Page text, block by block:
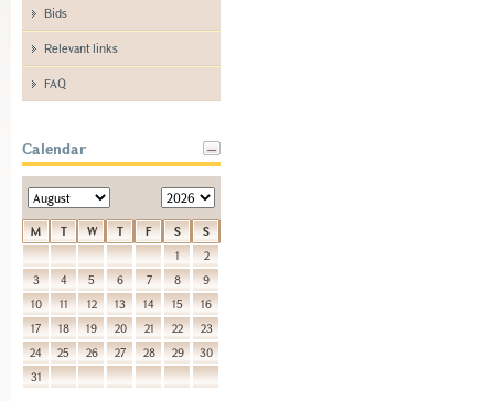
Bids
Relevant links
FAQ
Calendar
M T W T F S
S
1
2
3
4 5 6 7 8
9
10
11 12 13 14 15
16
17
18 19 20 21 22
23
24
25 26 27 28 29
30
31